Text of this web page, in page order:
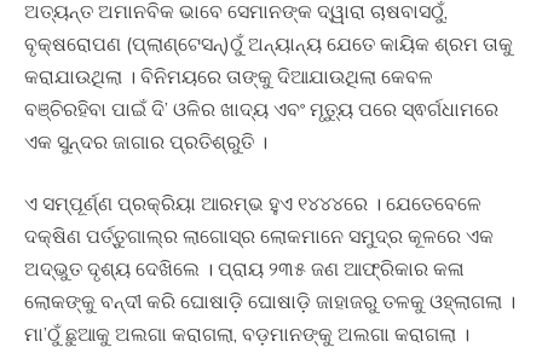
ଅତ୍ୟନ୍ତ ଅମାନବିକ ଭାବେ ସେମାନଙ୍‍କ ଦ୍ୱାରା ଚାଷବାସଠୁଁ,
ବୃକ୍ଷରୋପଣ (ପ୍ଲାଣ୍ଟେସନ୍‍)ଠୁଁ ଅନ୍ୟାନ୍ୟ ଯେତେ କାୟିକ ଶ୍ରମ ତାକୁ
କରାଯାଉଥିଲା । ବିନିମୟରେ ତାଙ୍କୁ ଦିଆଯାଉଥିଲା କେବଳ
ବଞ୍ଚିରହିବା ପାଇଁ ଦି’ ଓଳିର ଖାଦ୍ୟ ଏବଂ ମୃତ୍ୟୁ ପରେ ସ୍ଵର୍ଗଧାମରେ
ଏକ ସୁନ୍ଦର ଜାଗାର ପ୍ରତିଶ୍ରୁତି ।
ଏ ସମ୍ପୂର୍ଣ୍ଣ ପ୍ରକ୍ରିୟା ଆରମ୍ଭ ହୁଏ ୧୪୪୪ରେ । ଯେତେବେଳେ
ଦକ୍ଷିଣ ପର୍ତ୍ତୁଗାଲ୍‍ର ଲାଗୋସ୍‍ର ଲୋକମାନେ ସମୁଦ୍ର କୂଳରେ ଏକ
ଅଦ୍ଭୁତ ଦୃଶ୍ୟ ଦେଖିଲେ । ପ୍ରାୟ ୨୩୫ ଜଣ ଆଫ୍ରିକାର କଳା
ଲୋକଙ୍କୁ ବନ୍ଦୀ କରି ଘୋଷାଡ଼ି ଘୋଷାଡ଼ି ଜାହାଜରୁ ତଳକୁ ଓହ୍ଲାଗଲା ।
ମା’ଠୁଁ ଛୁଆକୁ ଅଲଗା କରାଗଲା, ବଡ଼ମାନଙ୍କୁ ଅଲଗା କରାଗଲା ।